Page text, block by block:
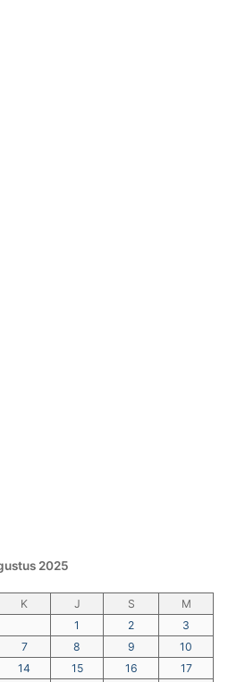
2025
K J S
M
1
2
3
7 8 9
10
14 15 16
17